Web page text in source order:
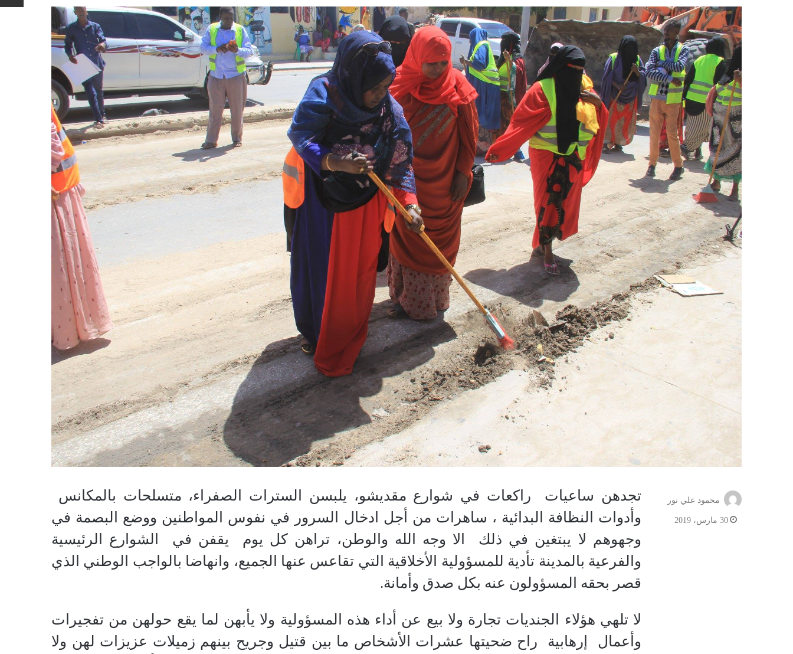
تجدهن ساعيات راكعات في شوارع مقديشو، يلبسن السترات الصفراء، متسلحات بالمكانس
وأدوات النظافة البدائية ، ساهرات من أجل ادخال السرور في نفوس المواطنين ووضع البصمة في
وجهوهم لا يبتغين في ذلك
الا وجه الله والوطن، تراهن كل يوم يقفن في
الشوارع الرئيسية
والفرعية بالمدينة تأدية للمسؤولية الأخلاقية التي تقاعس عنها الجميع، وانهاضا بالواجب الوطني الذي
قصر بحقه المسؤولون عنه بكل صدق وأمانة.
لا تلهي هؤلاء الجنديات تجارة ولا بيع عن أداء هذه المسؤولية ولا يأبهن لما يقع حولهن من تفجيرات
وأعمال
إرهابية
راح ضحيتها عشرات الأشخاص ما بين قتيل وجريح بينهم زميلات عزيزات لهن ولا
محمود علي نور
30 مارس، 2019